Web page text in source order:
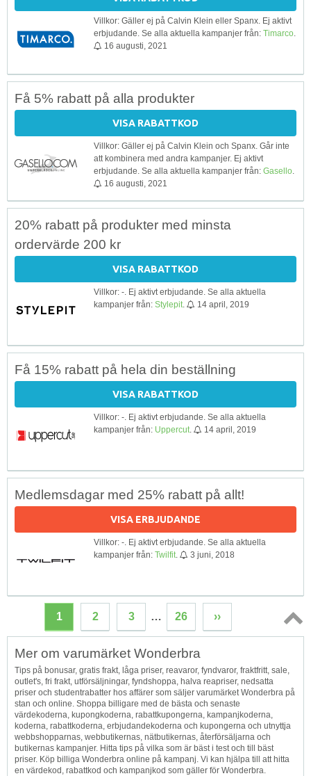
Villkor: Gäller ej på Calvin Klein eller Spanx. Ej aktivt
erbjudande. Se alla aktuella kampanjer från: Timarco
16 augusti, 2021
Få 5% rabatt på alla produkter
VISA RABATTKOD
Villkor: Gäller ej på Calvin Klein och Spanx. Går inte
att kombinera med andra kampanjer. Ej aktivt
erbjudande. Se alla aktuella kampanjer från: Gasello
16 augusti, 2021
20% rabatt på produkter med minsta
ordervärde 200 kr
VISA RABATTKOD
Villkor: -. Ej aktivt erbjudande. Se alla aktuella
kampanjer från: Stylepit 14 april, 2019
Få 15% rabatt på hela din beställning
VISA RABATTKOD
Villkor: -. Ej aktivt erbjudande. Se alla aktuella
kampanjer från: Uppercut 14 april, 2019
Medlemsdagar med 25% rabatt på allt!
VISA ERBJUDANDE
Villkor: -. Ej aktivt erbjudande. Se alla aktuella
kampanjer från: Twilfit 3 juni, 2018
1 2 3 … 26 ››
Topp
Mer om varumärket Wonderbra
Tips på bonusar, gratis frakt, låga priser, reavaror, fyndvaror, fraktfritt, sale,
outlet's, fri frakt, utförsäljningar, fyndshoppa, halva reapriser, nedsatta
priser och studentrabatter hos affärer som säljer varumärket Wonderbra på
stan och online. Shoppa billigare med de bästa och senaste
värdekoderna, kupongkoderna, rabattkupongerna, kampanjkoderna,
koderna, rabattkoderna, erbjudandekoderna och kupongerna och utnyttja
webbshopparnas, webbutikernas, nätbutikernas, återförsäljarna och
butikernas kampanjer. Hitta tips på vilka som är bäst i test och till bäst
priser. Köp billiga Wonderbra online på kampanj. Vi kan hjälpa till att hitta
en värdekod, rabattkod och kampanjkod som gäller för Wonderbra.